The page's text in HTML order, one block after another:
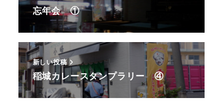
忘年会 ①
新しい投稿
稲城カレースタンプラリー ④